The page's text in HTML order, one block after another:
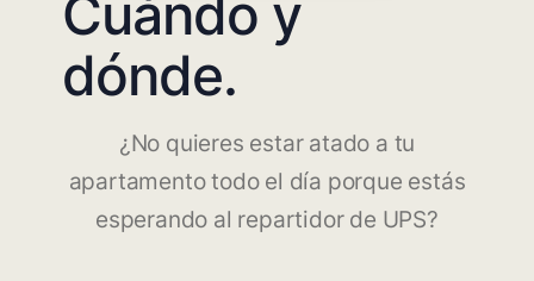
Cuándo y
dónde.
¿No quieres estar atado a tu
apartamento todo el día porque estás
esperando al repartidor de UPS?